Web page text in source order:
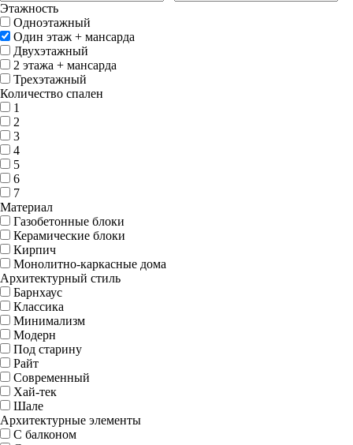
Этажность
Одноэтажный
Один этаж + мансарда
Двухэтажный
2 этажа + мансарда
Трехэтажный
Количество спален
1
2
3
4
5
6
7
Материал
Газобетонные блоки
Керамические блоки
Кирпич
Монолитно-каркасные дома
Архитектурный стиль
Барнхаус
Классика
Минимализм
Модерн
Под старину
Райт
Современный
Хай-тек
Шале
Архитектурные элементы
С балконом